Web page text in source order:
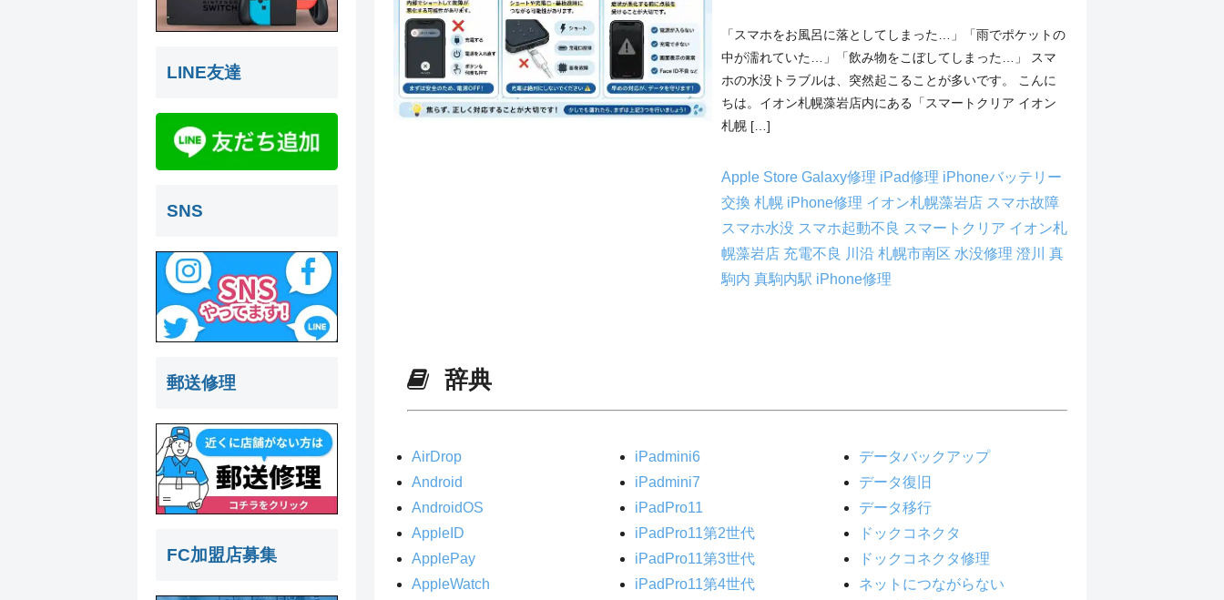
「スマホをお風呂に落としてしまった…」「雨でポケットの
中が濡れていた…」「飲み物をこぼしてしまった…」 スマ
ホの水没トラブルは、突然起こることが多いです。 こんに
ちは。イオン札幌藻岩店内にある「スマートクリア イオン
札幌 […]
Apple Store Galaxy修理 iPad修理 iPhoneバッテリー
交換 札幌 iPhone修理 イオン札幌藻岩店 スマホ故障
スマホ水没 スマホ起動不良 スマートクリア イオン札
幌藻岩店 充電不良 川沿 札幌市南区 水没修理 澄川 真
駒内 真駒内駅 iPhone修理
辞典
AirDrop
Android
AndroidOS
AppleID
ApplePay
AppleWatch
iPadmini6
iPadmini7
iPadPro11
iPadPro11第2世代
iPadPro11第3世代
iPadPro11第4世代
データバックアップ
データ復旧
データ移行
ドックコネクタ
ドックコネクタ修理
ネットにつながらない
LINE友達
SNS
郵送修理
FC加盟店募集